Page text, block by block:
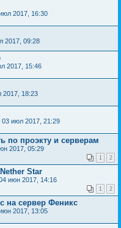
2017, 16:30
2017, 09:28
2017, 15:46
2017, 18:23
03 июл 2017, 21:29
по проэкту и серверам
2017, 05:29
1 2
Star
июн 2017, 14:16
1 2
на сервер Феникс
2017, 13:05